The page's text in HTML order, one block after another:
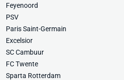
Feyenoord
PSV
Paris Saint-Germain
Excelsior
SC Cambuur
FC Twente
Sparta Rotterdam